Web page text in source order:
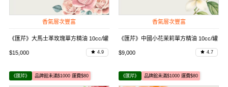
香氣層次豐富
《匯芹》大馬士革玫瑰單方精油 10cc/罐
$15,000 4.9
香氣層次豐富
《匯芹》中國小花茉莉單方精油 10cc/罐
$9,000 4.7
《匯芹》 品牌館未滿$1000 運費$80 《匯芹》 品牌館未滿$1000 運費$80